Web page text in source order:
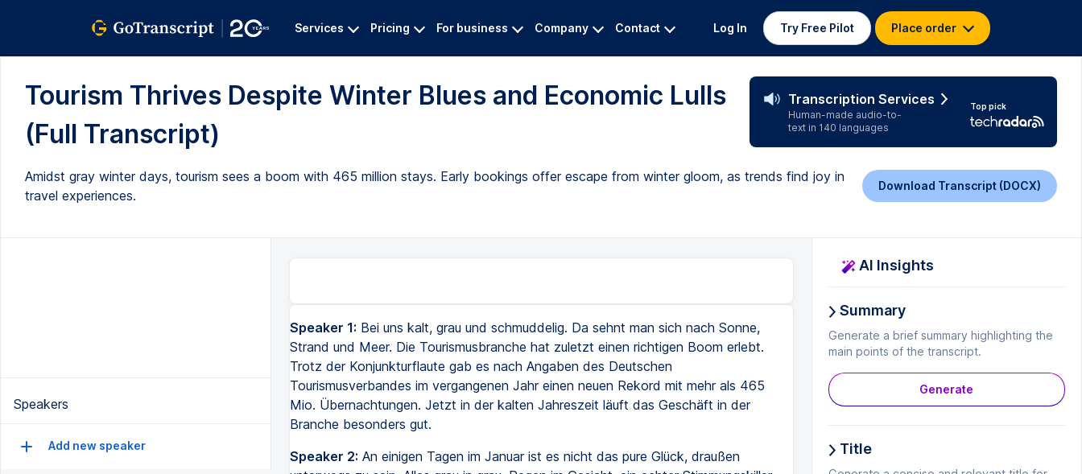
Services Pricing For business Company Contact Log In Try Free Pilot Place order
Tourism Thrives Despite Winter Blues and Economic Lulls
(Full Transcript)
Transcription Services
Human-made audio-to-
text in 140 languages
Top pick
Amidst gray winter days, tourism sees a boom with 465 million stays. Early bookings offer escape from winter gloom, as trends find joy in
travel experiences.
Download Transcript (DOCX)
Speakers
Add new speaker
Speaker 1: Bei uns kalt, grau und schmuddelig. Da sehnt man sich nach Sonne,
Strand und Meer. Die Tourismusbranche hat zuletzt einen richtigen Boom erlebt.
Trotz der Konjunkturflaute gab es nach Angaben des Deutschen
Tourismusverbandes im vergangenen Jahr einen neuen Rekord mit mehr als 465
Mio. Übernachtungen. Jetzt in der kalten Jahreszeit läuft das Geschäft in der
Branche besonders gut.
Speaker 2: An einigen Tagen im Januar ist es nicht das pure Glück, draußen
AI Insights
Summary
Generate a brief summary highlighting the
main points of the transcript.
Generate
Title